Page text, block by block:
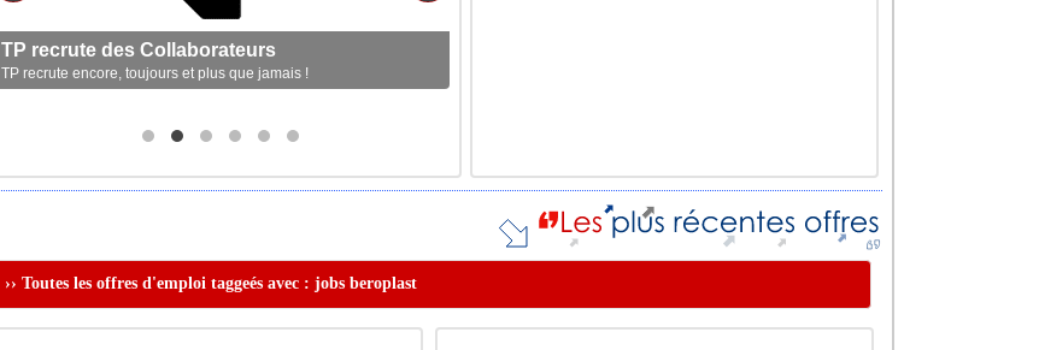
TP recrute des Collaborateurs
TP recrute encore, toujours et plus que jamais !
›› Toutes les offres d'emploi taggeés avec : jobs beroplast